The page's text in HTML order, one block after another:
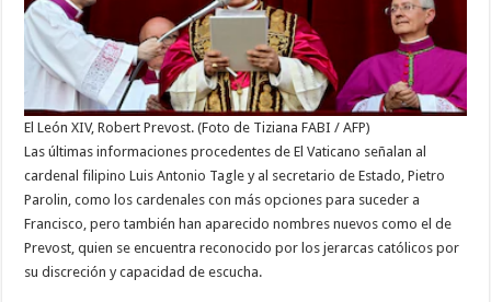
El León XIV, Robert Prevost. (Foto de Tiziana FABI / AFP)
Las últimas informaciones procedentes de El Vaticano señalan al
cardenal filipino Luis Antonio Tagle y al secretario de Estado, Pietro
Parolin, como los cardenales con más opciones para suceder a
Francisco, pero también han aparecido nombres nuevos como el de
Prevost, quien se encuentra reconocido por los jerarcas católicos por
su discreción y capacidad de escucha.